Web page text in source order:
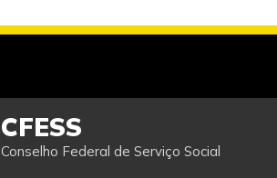
CFESS
Conselho Federal de Serviço Social